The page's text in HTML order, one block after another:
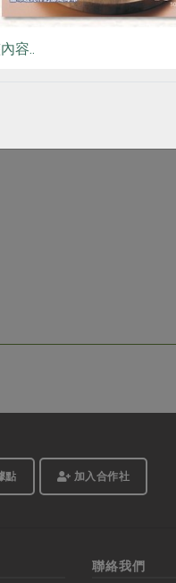
點 加入合作社
聯絡我們
容..